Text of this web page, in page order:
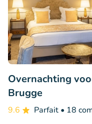
Overnachting
Brugge
9.6 Parfait • 18